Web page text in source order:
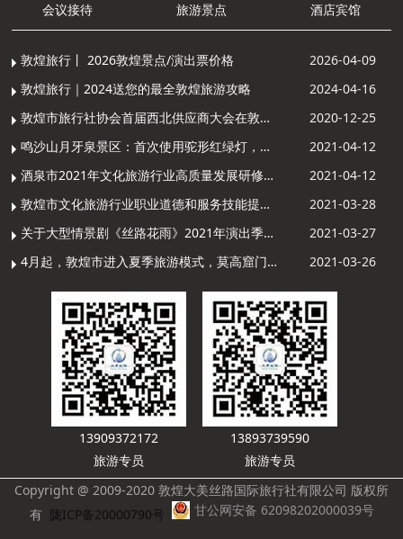
会议接待 旅游景点 酒店宾馆
敦煌旅行丨 2026敦煌景点/演出票价格
2026-04-09
敦煌旅行｜2024送您的最全敦煌旅游攻略
2024-04-16
敦煌市旅行社协会首届西北供应商大会在敦煌召开
2020-12-25
鸣沙山月牙泉景区：首次使用驼形红绿灯，骆驼“看驼灯绿了”走起来
2021-04-12
酒泉市2021年文化旅游行业高质量发展研修提升培训班敦煌分训点开班
2021-04-12
敦煌市文化旅游行业职业道德和服务技能提升导游专项培训成功举办
2021-03-28
关于大型情景剧《丝路花雨》2021年演出季开演的通知
2021-03-27
4月起，敦煌市进入夏季旅游模式，莫高窟门票价格调整
2021-03-26
13909372172
旅游专员
13893739590
旅游专员
Copyright @ 2009-2020 敦煌大美丝路国际旅行社有限公司 版权所
有 陇ICP备20000790号 甘公网安备 62098202000039号